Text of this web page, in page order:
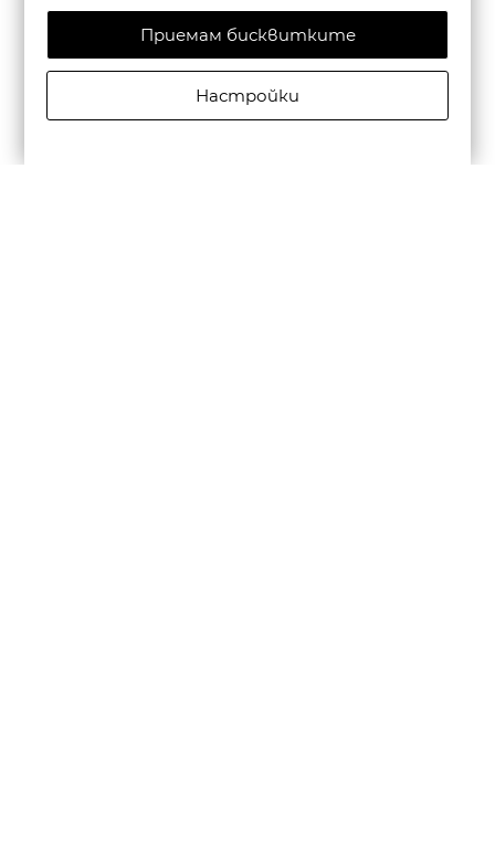
Приемам бисквитките
Настройки